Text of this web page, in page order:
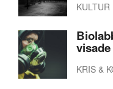
KULTUR
KRIS &